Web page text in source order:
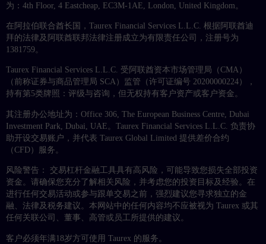
为：4th Floor, 4 Eastcheap, EC3M-1AE, London, United Kingdom。
在阿拉伯联合酋长国，Taurex Financial Services L.L.C. 根据阿联酋迪
拜的法律及阿联酋联邦法律注册成立为有限责任公司，注册号为
1381759。
Taurex Financial Services L.L.C. 受阿联酋资本市场管理局（CMA）
（前称证券与商品管理局 SCA）监管（许可证编号 20200000224），
持有第5类牌照：评级与咨询，但无权持有客户资产或客户资金。
其注册办公地址为：Office 306, The European Business Centre, Dubai
Investment Park, Dubai, UAE。Taurex Financial Services L.L.C. 负责协
助开设交易账户，并代表 Taurex Global Limited 提供差价合约
（CFD）服务。
风险警告： 交易杠杆金融工具具有高风险，可能导致您损失全部投资
资金。请确保您充分了解相关风险，并考虑您的投资目标及经验。在
进行任何交易活动或参与跟单交易之前，强烈建议您寻求独立的金
融、法律及税务建议。本网站中的任何内容均不应被视为 Taurex 或其
任何关联公司、董事、高管或员工所提供的建议。
客户必须年满18岁方可使用 Taurex 的服务。